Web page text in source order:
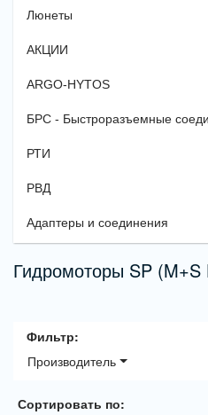
Люнеты
АКЦИИ
ARGO-HYTOS
БРС - Быстроразъемные
РТИ
РВД
Адаптеры и соединения
Гидромоторы SP (M+S
Фильтр:
Производитель
Сортировать по: